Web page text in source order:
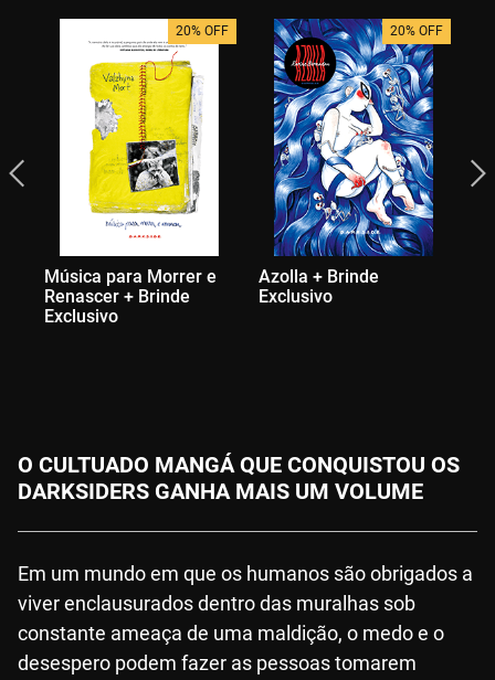
20% OFF
Música para Morrer e
Renascer + Brinde
Exclusivo
20% OFF
Azolla + Brinde
Exclusivo
O CULTUADO MANGÁ QUE CONQUISTOU OS
DARKSIDERS GANHA MAIS UM VOLUME
Em um mundo em que os humanos são obrigados a
viver enclausurados dentro das muralhas sob
constante ameaça de uma maldição, o medo e o
desespero podem fazer as pessoas tomarem